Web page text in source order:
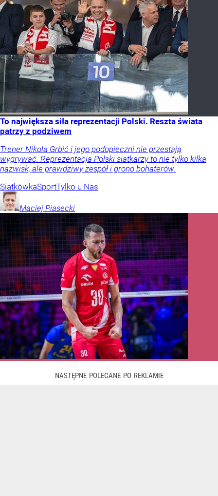
To największa siła reprezentacji Polski. Reszta świata
patrzy z podziwem
Trener Nikola Grbić i jego podopieczni nie przestają
wygrywać. Reprezentacja Polski siatkarzy to nie tylko kilka
nazwisk, ale prawdziwy zespół i grono bohaterów.
SiatkówkaSportTylko u Nas
Maciej Piasecki